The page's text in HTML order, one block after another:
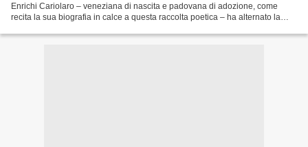
Enrichi Cariolaro – veneziana di nascita e padovana di adozione, come
recita la sua biografia in calce a questa raccolta poetica – ha alternato la